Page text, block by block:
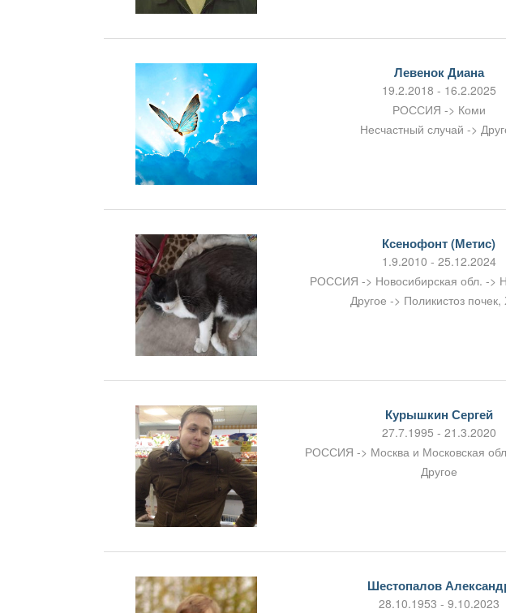
Левенок Диана
19.2.2018 - 16.2.2025
РОССИЯ -> Коми
Несчастный случай ->
Ксенофонт (Метис)
1.9.2010 - 25.12.2024
РОССИЯ -> Новосибирская обл. ->
Другое -> Поликистоз
Курышкин Сергей
27.7.1995 - 21.3.2020
РОССИЯ -> Москва и Московская
Другое
Шестопалов
28.10.1953 - 9.10.2023